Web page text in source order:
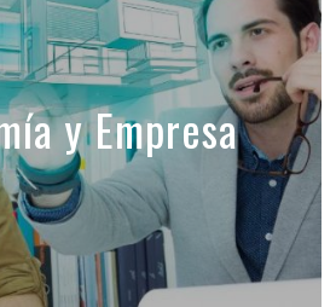
y Empresa